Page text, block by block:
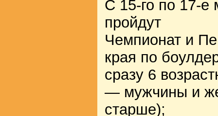
С 15-го по 17-
пройдут
Чемпионат и
края по
сразу 6
— мужчины и
старше);